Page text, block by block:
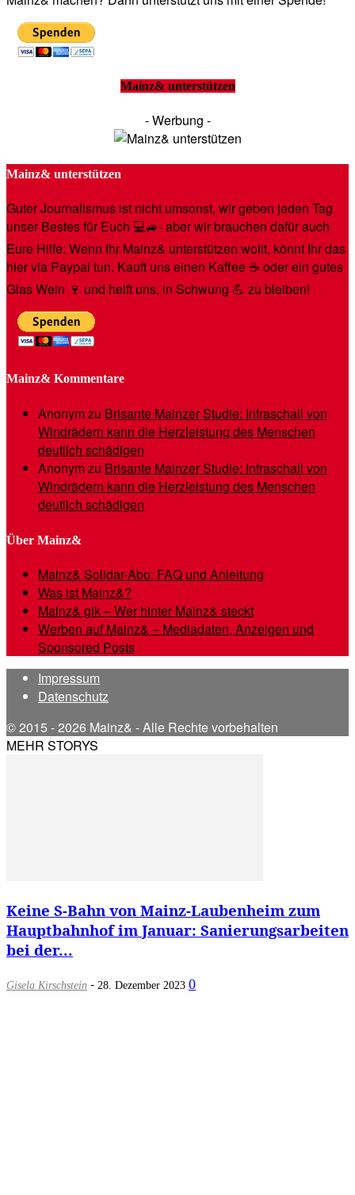
Mainz& unterstützen
- Werbung -
Mainz& unterstützen
Guter Journalismus ist nicht umsonst, wir geben jeden Tag
unser Bestes für Euch 💻🚙- aber wir brauchen dafür auch
Eure Hilfe: Wenn Ihr Mainz& unterstützen wollt, könnt Ihr das
hier via Paypal tun. Kauft uns einen Kaffee ☕️ oder ein gutes
Glas Wein 🍷 und helft uns, in Schwung 💪 zu bleiben!
Mainz& Kommentare
Anonymzu Brisante Mainzer Studie: Infraschall von
Windrädern kann die Herzleistung des Menschen
deutlich schädigen
Anonymzu Brisante Mainzer Studie: Infraschall von
Windrädern kann die Herzleistung des Menschen
deutlich schädigen
Über Mainz&
Mainz& Solidar-Abo: FAQ und Anleitung
Was ist Mainz&?
Mainz& gik – Wer hinter Mainz& steckt
Werben auf Mainz& – Mediadaten, Anzeigen und
Sponsored Posts
Impressum
Datenschutz
© 2015 - 2026 Mainz& - Alle Rechte vorbehalten
MEHR STORYS
Keine S-Bahn von Mainz-Laubenheim zum
Hauptbahnhof im Januar: Sanierungsarbeiten
bei der...
Gisela Kirschstein - 28. Dezember 2023 0